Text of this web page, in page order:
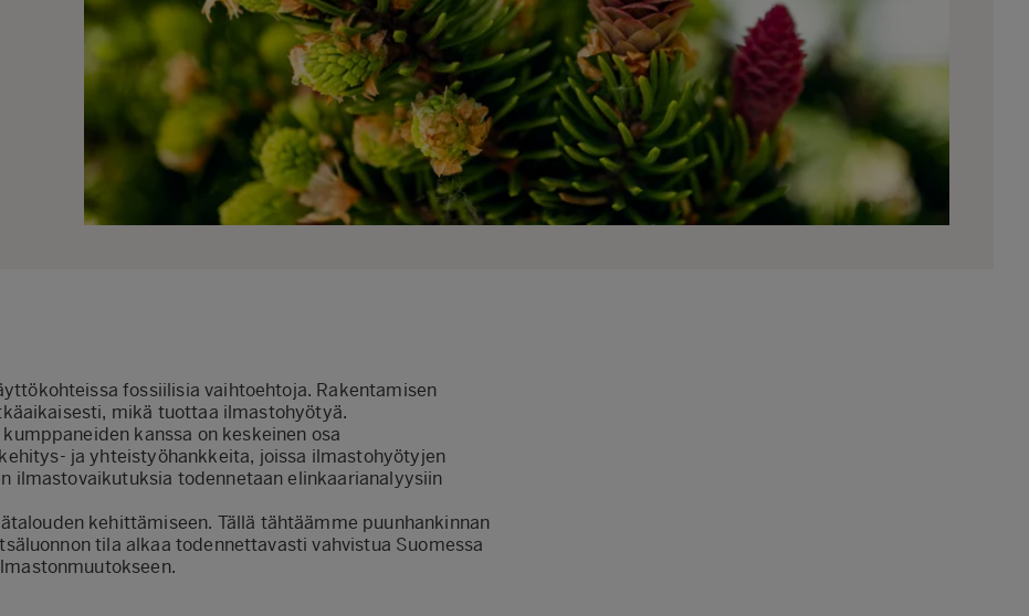
fossiilisia vaihtoehtoja. Rakentamisen
mikä tuottaa ilmastohyötyä.
kanssa on keskeinen osa
ja yhteistyöhankkeita, joissa ilmastohyötyjen
ilmastovaikutuksia todennetaan elinkaarianalyysiin
kehittämiseen. Tällä tähtäämme puunhankinnan
tila alkaa todennettavasti vahvistua Suomessa